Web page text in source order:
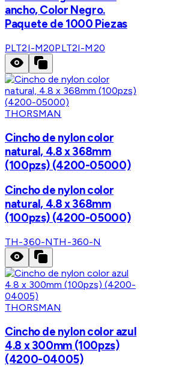
ancho, Color Negro.
Paquete de 1000 Piezas
PLT2I-M20PLT2I-M20
THORSMAN
Cincho de nylon color
natural, 4.8 x 368mm
(100pzs) (4200-05000)
Cincho de nylon color
natural, 4.8 x 368mm
(100pzs) (4200-05000)
TH-360-NTH-360-N
THORSMAN
Cincho de nylon color azul
4.8 x 300mm (100pzs)
(4200-04005)